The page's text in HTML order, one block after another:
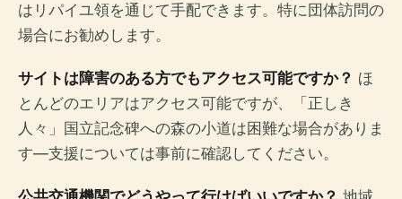
はリパイユ領を通じて手配できます。特に団体訪問の
場合にお勧めします。
サイトは障害のある方でもアクセス可能ですか？ ほ
とんどのエリアはアクセス可能ですが、「正しき
人々」国立記念碑への森の小道は困難な場合がありま
す—支援については事前に確認してください。